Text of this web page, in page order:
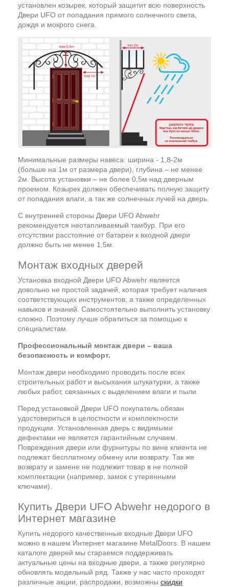
установлен козырек, который защитит всю поверхность
Двери UFO от попадания прямого солнечного света,
дождя и мокрого снега.
Минимальные размеры навеса: ширина - 1,8-2м
(больше на 1м от размера двери), глубина – не менее
2м. Высота установки – не более 0,5м над дверным
проемом. Козырек должен обеспечивать полную защиту
от попадания влаги, а так же солнечных лучей на дверь.
С внутренней стороны Двери UFO Abwehr
рекомендуется неотапливаемый тамбур. При его
отсутствии расстояние от батареи к входной двери
должно быть не менее 1,5м.
Монтаж входных дверей
Установка входной Двери UFO Abwehr является
довольно не простой задачей, которая требует наличия
соответствующих инструментов, а также определенных
навыков и знаний. Самостоятельно выполнить установку
сложно. Поэтому лучше обратиться за помощью к
специалистам.
Профессиональный монтаж двери – ваша
безопасность и комфорт.
Монтаж двери необходимо проводить после всех
строительных работ и высыхания штукатурки, а также
любых работ, связанных с выделением влаги и пыли.
Перед установкой Двери UFO покупатель обязан
удостовериться в целостности и комплектности
продукции. Установленная дверь с видимыми
дефектами не является гарантийным случаем.
Повреждения двери или фурнитуры по вине клиента не
подлежат бесплатному обмену или возврату. Так же
возврату и замене не подлежит товар в не полной
комплектации (например, замок с утерянными
ключами).
Купить Двери UFO Abwehr недорого в
Интернет магазине
Купить недорого качественные входные Двери UFO
можно в нашем Интернет магазине MetalDoors. В нашем
каталоге дверей мы стараемся поддерживать
актуальные цены на входные двери, а также регулярно
обновлять модельный ряд. Также у нас часто проходят
различные акции, распродажи, возможны скидки